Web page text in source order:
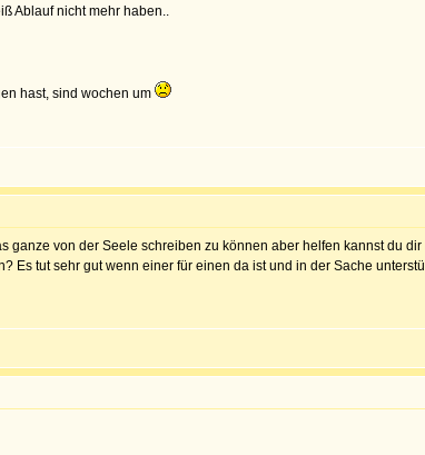
Ablauf nicht mehr haben..
hast, sind wochen um
von der Seele schreiben zu können aber helfen kannst du
Es tut sehr gut wenn einer für einen da ist und in der Sache